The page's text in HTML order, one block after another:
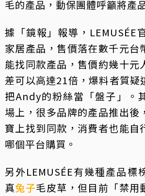
毛的產品，動保團體呼籲將產
據「鏡報」報導，LEMUSÉE
家居產品，售價落在數千元台
能找同款產品，售價約幾十元
差可以高達21倍，爆料者質疑
把Andy的粉絲當「盤子」。
場上，很多品牌的產品推出後
寶上找到同款，消費者也能自
哪個平台購買。
另外LEMUSÉE有幾種產品標
真兔子毛皮草，但目前「禁用